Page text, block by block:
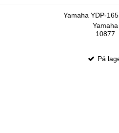
Yamaha YDP-
Yamaha
10877
På